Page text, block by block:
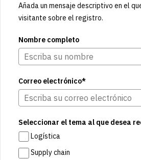
Añada un mensaje descriptivo en el
visitante sobre el registro.
Nombre completo
Correo electrónico*
Seleccionar el tema al que desea
Logística
Supply chain